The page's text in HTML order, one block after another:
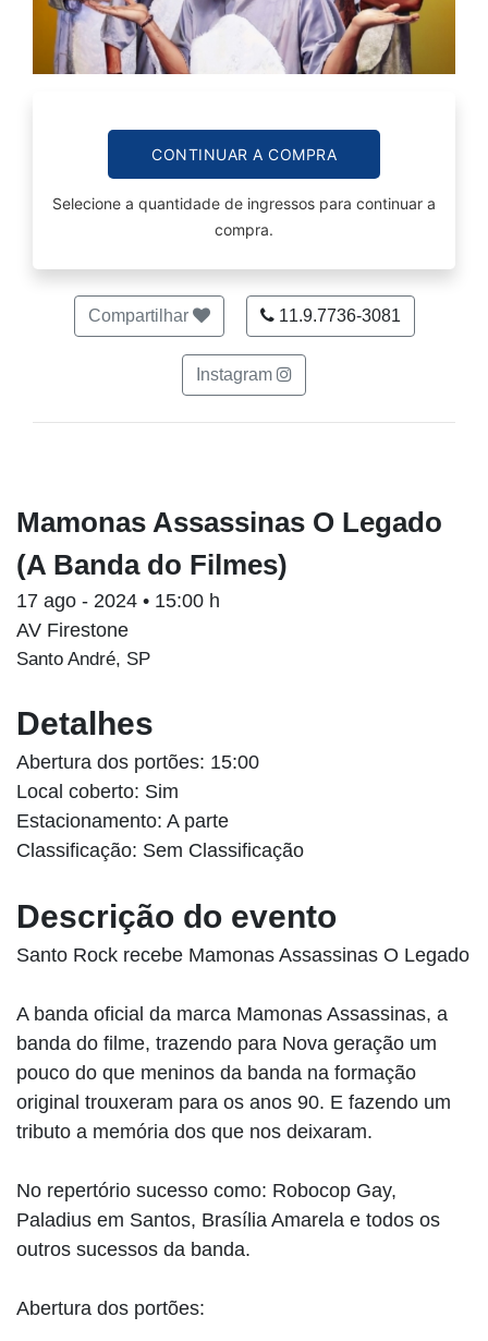
CONTINUAR A COMPRA
Selecione a quantidade de ingressos para continuar a
compra.
Compartilhar 11.9.7736-3081
Instagram
Mamonas Assassinas O Legado
(A Banda do Filmes)
17 ago - 2024 • 15:00 h
AV Firestone
Santo André, SP
Detalhes
Abertura dos portões: 15:00
Local coberto: Sim
Estacionamento: A parte
Classificação: Sem Classificação
Descrição do evento
Santo Rock recebe Mamonas Assassinas O Legado
A banda oficial da marca Mamonas Assassinas, a
banda do filme, trazendo para Nova geração um
pouco do que meninos da banda na formação
original trouxeram para os anos 90. E fazendo um
tributo a memória dos que nos deixaram.
No repertório sucesso como: Robocop Gay,
Paladius em Santos, Brasília Amarela e todos os
outros sucessos da banda.
Abertura dos portões: